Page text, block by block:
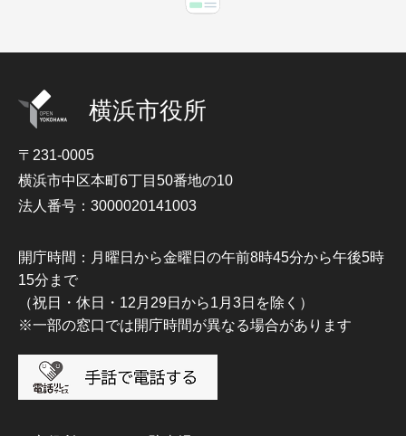
横浜市役所
〒231-0005
横浜市中区本町6丁目50番地の10
法人番号：3000020141003
開庁時間：月曜日から金曜日の午前8時45分から午後5時
15分まで
（祝日・休日・12月29日から1月3日を除く）
※一部の窓口では開庁時間が異なる場合があります